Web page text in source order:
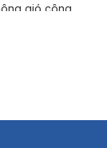
gió công